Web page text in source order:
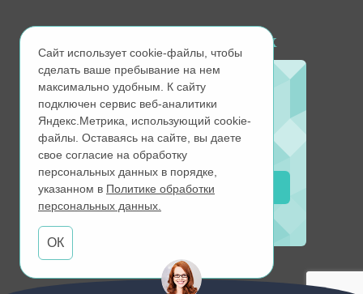
Ищите нас в соц. сетях
Вступите в группу VK
и получите
скидку 5%
Вступить
Сайт использует cookie-файлы, чтобы
сделать ваше пребывание на нем
максимально удобным. К cайту
подключен сервис веб-аналитики
Яндекс.Метрика, использующий cookie-
файлы. Оставаясь на сайте, вы даете
свое согласие на обработку
персональных данных в порядке,
указанном в Политике обработки
персональных данных.
ОК